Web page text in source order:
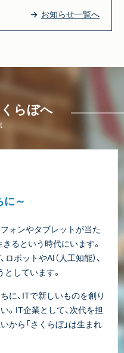
お知らせ一覧へ
らぼへ
～
ォンやタブレットが当た
るという時代にいます。
ボットやAI（人工知能）、
しています。
に、ITで新しいものを創り
。IT企業として、次代を担
から「さくらぼ」は生まれ